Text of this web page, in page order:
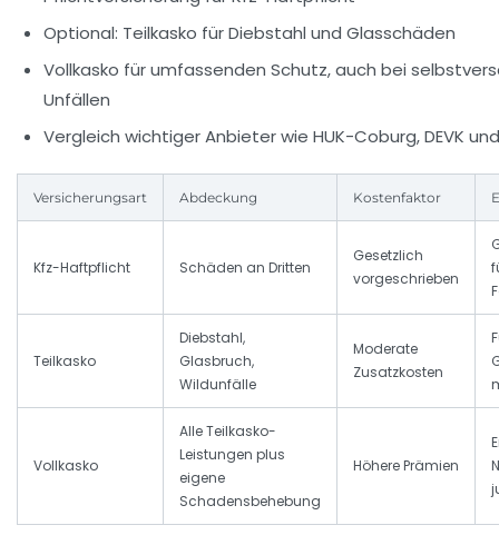
Optional: Teilkasko für Diebstahl und Glasschäden
Vollkasko für umfassenden Schutz, auch bei
Unfällen
Vergleich wichtiger Anbieter wie HUK-Coburg,DEVK
Versicherungsart Abdeckung Kostenfaktor
Kfz-Haftpflicht Schäden an Dritten
Gesetzlich
vorgeschrieben
Teilkasko
Diebstahl,
Glasbruch,
Wildunfälle
Moderate
Zusatzkosten
Vollkasko
Alle Teilkasko-
Leistungen plus
eigene
Schadensbehebung
Höhere Prämien